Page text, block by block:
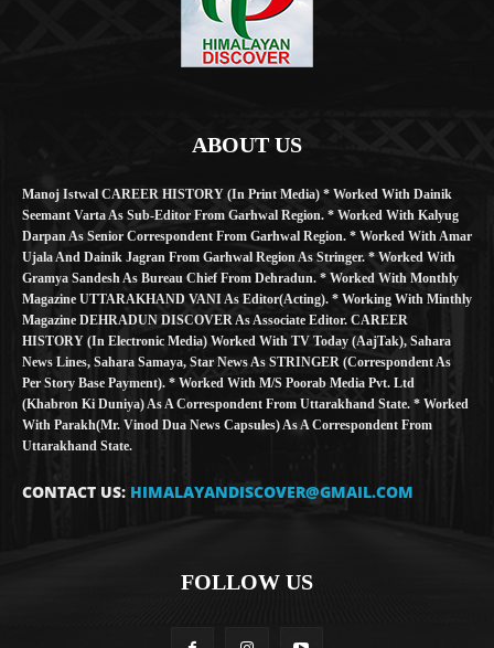
ABOUT US
Manoj Istwal CAREER HISTORY (in Print Media) * Worked With Dainik
Seemant Varta As Sub-Editor From Garhwal Region. * Worked With Kalyug
Darpan As Senior Correspondent From Garhwal Region. * Worked With Amar
Ujala And Dainik Jagran From Garhwal Region As Stringer. * Worked With
Gramya Sandesh As Bureau Chief From Dehradun. * Worked With Monthly
Magazine UTTARAKHAND VANI As Editor(Acting). * Working With Minthly
Magazine DEHRADUN DISCOVER As Associate Editor. CAREER
HISTORY (in Electronic Media) Worked With TV Today (AajTak), Sahara
News Lines, Sahara Samaya, Star News As STRINGER (Correspondent As
Per Story Base Payment). * Worked With M/S Poorab Media Pvt. Ltd
(Khabron Ki Duniya) As A Correspondent From Uttarakhand State. * Worked
With Parakh(Mr. Vinod Dua News Capsules) As A Correspondent From
Uttarakhand State.
CONTACT US: HIMALAYANDISCOVER@GMAIL.COM
FOLLOW US